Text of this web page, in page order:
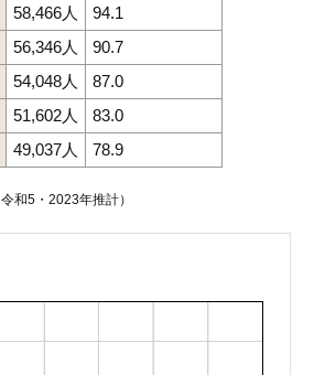
58,466人
94.1
56,346人
90.7
54,048人
87.0
51,602人
83.0
49,037人 78.9
令和5・2023年推計）